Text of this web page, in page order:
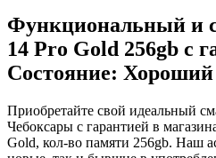
Функциональный и
14 Pro Gold 256gb с
Состояние: Хороший
Приобретайте свой идеальный
Чебоксары с гарантией в
Gold, кол-во памяти 256gb. Наш